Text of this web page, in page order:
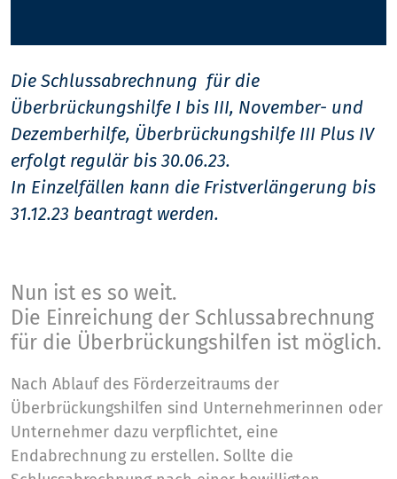
Die Schlussabrechnung für die
Überbrückungshilfe I bis III, November- und
Dezemberhilfe, Überbrückungshilfe III Plus IV
erfolgt regulär bis 30.06.23.
In Einzelfällen kann die Fristverlängerung bis
31.12.23 beantragt werden.
Nun ist es so weit.
Die Einreichung der Schlussabrechnung
für die Überbrückungshilfen ist möglich.
Nach Ablauf des Förderzeitraums der
Überbrückungshilfen sind Unternehmerinnen oder
Unternehmer dazu verpflichtet, eine
Endabrechnung zu erstellen. Sollte die